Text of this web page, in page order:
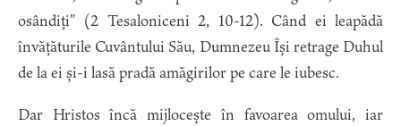
osândiți” (2 Tesaloniceni 2, 10-12). Când ei leapădă
învățăturile Cuvântului Său, Dumnezeu Își retrage Duhul
de la ei și-i lasă pradă amăgirilor pe care le iubesc.
Dar Hristos încă mijlocește în favoarea omului, iar